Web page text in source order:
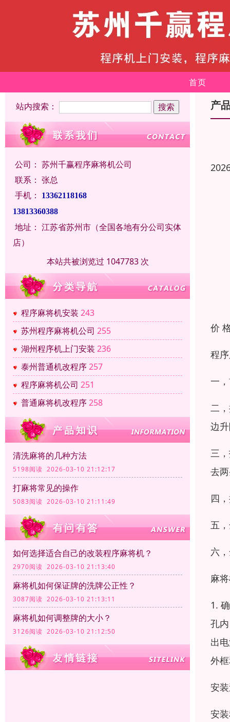
首页
站内搜索：
公司： 苏州千赢程序麻将机公司
联系： 张总
手机：
13362118168
13813360388
地址： 江苏省苏州市（全国各地有分公司实体
店）
本站共被浏览过 1047783 次
程序麻将机安装 243
苏州程序麻将机公司 255
湖州程序机上门安装 236
泰州普通机改程序257
程序麻将机公司 251
普通麻将机改程序258
清洗麻将的几种方法
5198阅读 2026-03-10 21:12:17
打麻将常见的操作
5083阅读 2026-03-10 21:11:49
如何选择适合自己的改装程序麻将机？
2970阅读 2026-03-10 21:13:40
麻将机如何保证牌的洗牌公正性？
3087阅读 2026-03-10 21:13:11
麻将机如何调整牌的大小？
3126阅读 2026-03-10 21:12:50
产
价
程
一
二
边
三
去
四
五
六
麻
1.
孔
出
外
安
安